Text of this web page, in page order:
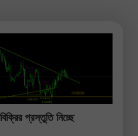
প্রস্তুতি নিচ্ছে